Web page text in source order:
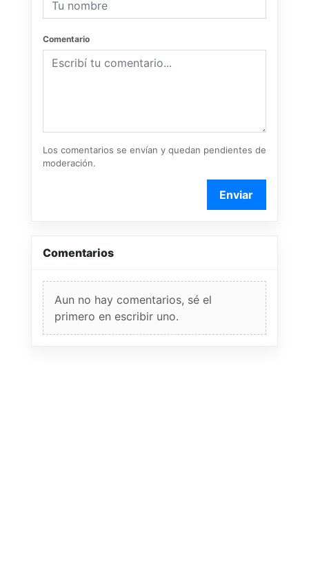
Comentario
Los comentarios se envían y quedan pendientes de
moderación.
Enviar
Comentarios
Aun no hay comentarios, sé el
primero en escribir uno.